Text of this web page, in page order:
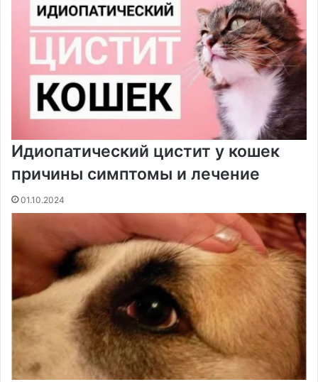
Идиопатический цистит у кошек
причины симптомы и лечение
01.10.2024